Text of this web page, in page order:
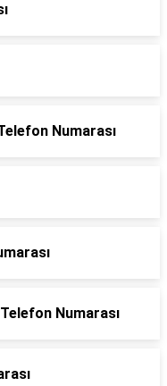
Numarası
Numarası